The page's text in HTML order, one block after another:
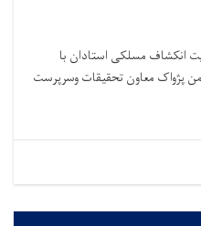
مسلکی استادان با
پژواک معاون تحقیقات وسرپرست